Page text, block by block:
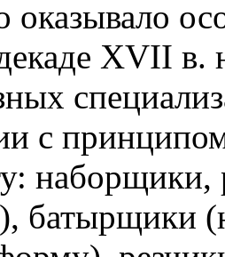
оказывало
XVII в.
с
батырщики